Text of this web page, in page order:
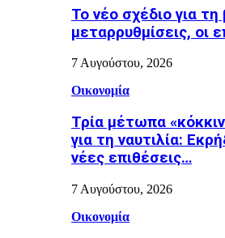
Το νέο σχέδιο για τη
μεταρρυθμίσεις, οι
7 Αυγούστου, 2026
Οικονομία
Τρία μέτωπα
για τη ναυτιλία:
νέες επιθέσεις…
7 Αυγούστου, 2026
Οικονομία